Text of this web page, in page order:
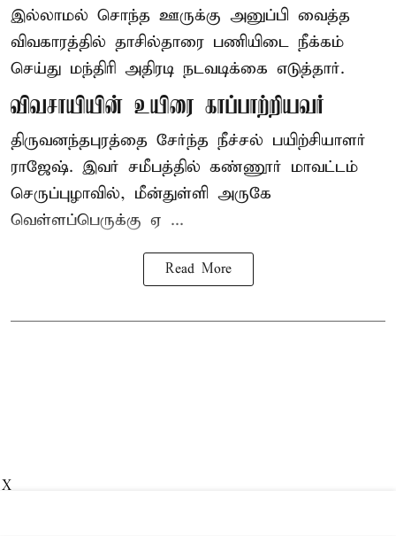
இல்லாமல் சொந்த ஊருக்கு அனுப்பி வைத்த
விவகாரத்தில் தாசில்தாரை பணியிடை நீக்கம்
செய்து மந்திரி அதிரடி நடவடிக்கை எடுத்தார்.
விவசாயியின் உயிரை காப்பாற்றியவர்
திருவனந்தபுரத்தை சேர்ந்த நீச்சல் பயிற்சியாளர்
ராஜேஷ். இவர் சமீபத்தில் கண்ணூர் மாவட்டம்
செருப்புழாவில், மீன்துள்ளி அருகே
வெள்ளப்பெருக்கு ஏ ...
Read More
X